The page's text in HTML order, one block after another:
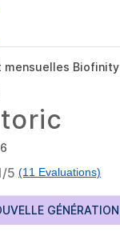
mensuelles Biofinity
5 (11 Evaluations)
GÉNÉRATION